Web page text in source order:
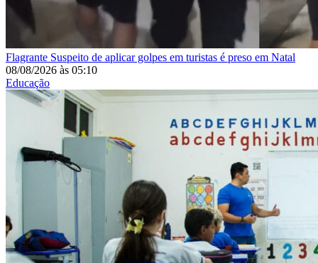
Flagrante Suspeito de aplicar golpes em turistas é preso em Natal
08/08/2026 às 05:10
Educação